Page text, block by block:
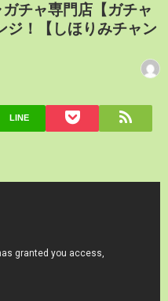
チャ専門店【ガチャ
ジ！【しほりみチャン
LINE